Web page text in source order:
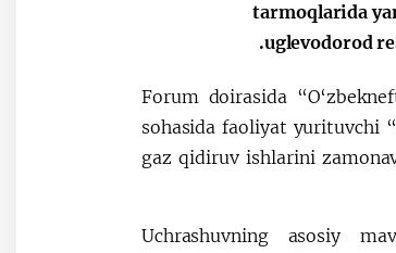
tarmoqlarida
uglevodorod
Forum doirasida
sohasida faoliyat yurituvchi
gaz qidiruv ishlarini
Uchrashuvning asosiy